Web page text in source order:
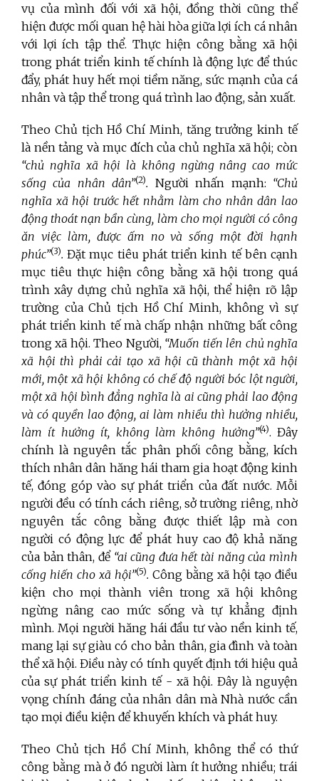
vụ của mình đối với xã hội, đồng thời cũng thể
hiện được mối quan hệ hài hòa giữa lợi ích cá nhân
với lợi ích tập thể. Thực hiện công bằng xã hội
trong phát triển kinh tế chính là động lực để thúc
đẩy, phát huy hết mọi tiềm năng, sức mạnh của cá
nhân và tập thể trong quá trình lao động, sản xuất.
Theo Chủ tịch Hồ Chí Minh, tăng trưởng kinh tế
là nền tảng và mục đích của chủ nghĩa xã hội; còn
“chủ nghĩa xã hội là không ngừng nâng cao mức
sống của nhân dân”(2). Người nhấn mạnh: “Chủ
nghĩa xã hội trước hết nhằm làm cho nhân dân lao
động thoát nạn bần cùng, làm cho mọi người có công
ăn việc làm, được ấm no và sống một đời hạnh
phúc”(3). Đặt mục tiêu phát triển kinh tế bên cạnh
mục tiêu thực hiện công bằng xã hội trong quá
trình xây dựng chủ nghĩa xã hội, thể hiện rõ lập
trường của Chủ tịch Hồ Chí Minh, không vì sự
phát triển kinh tế mà chấp nhận những bất công
trong xã hội. Theo Người, “Muốn tiến lên chủ nghĩa
xã hội thì phải cải tạo xã hội cũ thành một xã hội
mới, một xã hội không có chế độ người bóc lột người,
một xã hội bình đẳng nghĩa là ai cũng phải lao động
và có quyền lao động, ai làm nhiều thì hưởng nhiều,
làm ít hưởng ít, không làm không hưởng”(4). Đây
chính là nguyên tắc phân phối công bằng, kích
thích nhân dân hăng hái tham gia hoạt động kinh
tế, đóng góp vào sự phát triển của đất nước. Mỗi
người đều có tính cách riêng, sở trường riêng, nhờ
nguyên tắc công bằng được thiết lập mà con
người có động lực để phát huy cao độ khả năng
của bản thân, để “ai cũng đưa hết tài năng của mình
cống hiến cho xã hội”(5). Công bằng xã hội tạo điều
kiện cho mọi thành viên trong xã hội không
ngừng nâng cao mức sống và tự khẳng định
mình. Mọi người hăng hái đầu tư vào nền kinh tế,
mang lại sự giàu có cho bản thân, gia đình và toàn
thể xã hội. Điều này có tính quyết định tới hiệu quả
của sự phát triển kinh tế - xã hội. Đây là nguyện
vọng chính đáng của nhân dân mà Nhà nước cần
tạo mọi điều kiện để khuyến khích và phát huy.
Theo Chủ tịch Hồ Chí Minh, không thể có thứ
công bằng mà ở đó người làm ít hưởng nhiều; trái